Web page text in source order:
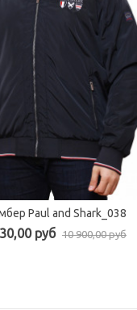
Быстрый просмотр
Paul and Shark_038
руб 10 900,00 руб